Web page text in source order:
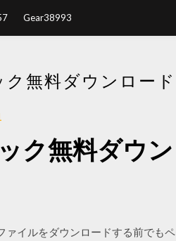
Gear38993
無料ダウンロード
ク無料ダウ
イルをダウンロードする前でも